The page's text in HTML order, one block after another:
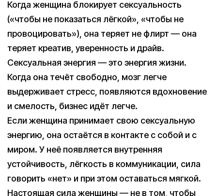
Когда женщина блокирует сексуальность
(«чтобы не показаться лёгкой», «чтобы не
провоцировать»), она теряет не флирт — она
теряет креатив, уверенность и драйв.
Сексуальная энергия — это энергия жизни.
Когда она течёт свободно, мозг легче
выдерживает стресс, появляются вдохновение
и смелость, бизнес идёт легче.
Если женщина принимает свою сексуальную
энергию, она остаётся в контакте с собой и с
миром. У неё появляется внутренняя
устойчивость, лёгкость в коммуникации, сила
говорить «нет» и при этом оставаться мягкой.
Настоящая сила женщины — не в том, чтобы